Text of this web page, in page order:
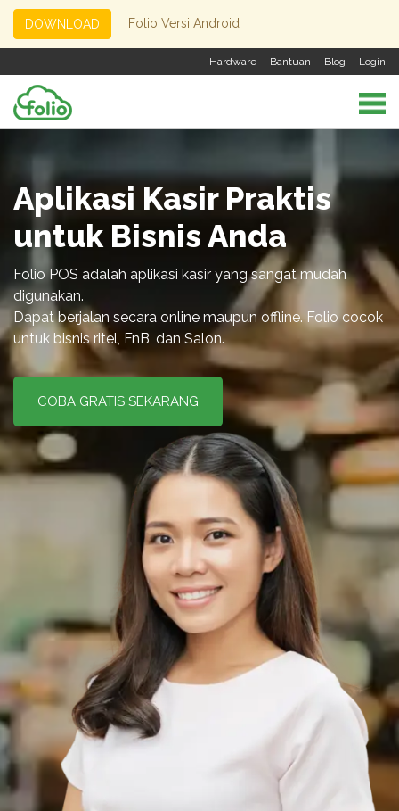
DOWNLOAD Folio Versi Android
Login
Blog
Bantuan
Hardware
Aplikasi Kasir Praktis
untuk Bisnis Anda
Folio POS adalah aplikasi kasir yang sangat mudah
digunakan.
Dapat berjalan secara online maupun offline. Folio cocok
untuk bisnis ritel, FnB, dan Salon.
COBA GRATIS SEKARANG